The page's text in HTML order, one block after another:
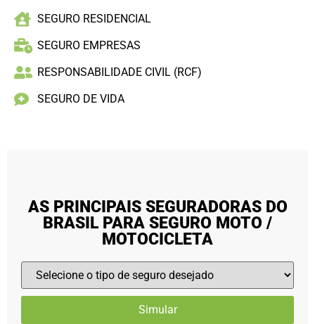
SEGURO RESIDENCIAL
SEGURO EMPRESAS
RESPONSABILIDADE CIVIL (RCF)
SEGURO DE VIDA
AS PRINCIPAIS SEGURADORAS DO
BRASIL PARA SEGURO MOTO /
MOTOCICLETA